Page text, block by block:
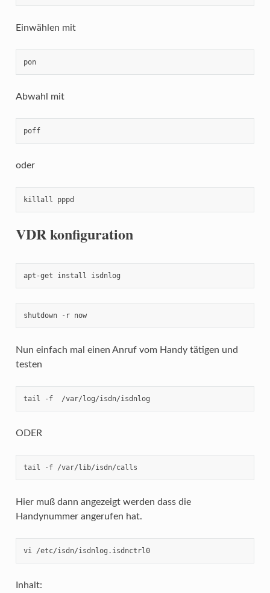
Einwählen mit
pon
Abwahl mit
poff
oder
killall pppd
VDR konfiguration
apt-get install isdnlog
shutdown -r now
Nun einfach mal einen Anruf vom Handy tätigen und
testen
tail -f  /var/log/isdn/isdnlog
ODER
tail -f /var/lib/isdn/calls
Hier muß dann angezeigt werden dass die
Handynummer angerufen hat.
vi /etc/isdn/isdnlog.isdnctrl0
Inhalt: